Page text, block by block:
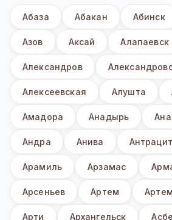
Абаза Абакан Абинск
Азов Аксай Алапаевск
Александров
Алексеевская Алушта
Амадора Анадырь
Андра Анива Антрацит
Арамиль Арзамас
Арсеньев Артем
Арти Архангельск